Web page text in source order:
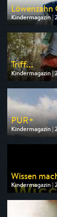
Löwenzahn
Kindermagazin |
Ausgestrahlt
am 10.08.2026,
Triff...
Kindermagazin |
Ausgestrahlt
am 10.08.2026,
PUR+
Kindermagazin |
Ausgestrahlt
am 09.08.2026,
Wissen
Kindermagazin |
Ausgestrahlt
am 10.08.2026,